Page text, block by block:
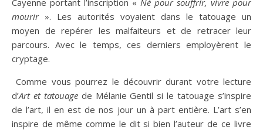
mourir». Les autorités voyaient dans le tatouage un
moyen de repérer les malfaiteurs et de retracer leur
parcours. Avec le temps, ces derniers employèrent le
cryptage.
Comme vous pourrez le découvrir durant votre lecture
d’Art et tatouagede Mélanie Gentil si le tatouage s’inspire
de l’art, il en est de nos jour un à part entière. L’art s’en
inspire de même comme le dit si bien l’auteur de ce livre